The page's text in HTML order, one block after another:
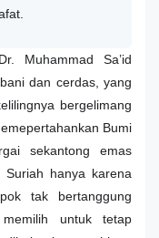
Muhammad Sa’id
dan cerdas, yang
bergelimang
Bumi
sekantong emas
Suriah hanya karena
tak bertanggung
untuk tetap